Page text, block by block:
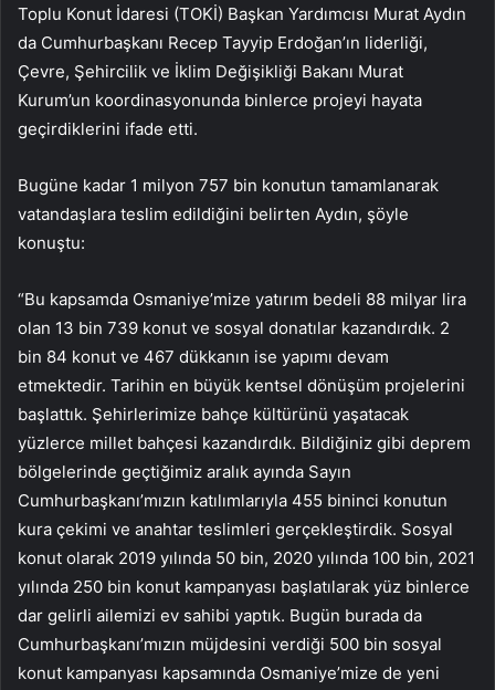
Toplu Konut İdaresi (TOKİ) Başkan Yardımcısı Murat Aydın
da Cumhurbaşkanı Recep Tayyip Erdoğan’ın liderliği,
Çevre, Şehircilik ve İklim Değişikliği Bakanı Murat
Kurum’un koordinasyonunda binlerce projeyi hayata
geçirdiklerini ifade etti.
Bugüne kadar 1 milyon 757 bin konutun tamamlanarak
vatandaşlara teslim edildiğini belirten Aydın, şöyle
konuştu:
“Bu kapsamda Osmaniye’mize yatırım bedeli 88 milyar lira
olan 13 bin 739 konut ve sosyal donatılar kazandırdık. 2
bin 84 konut ve 467 dükkanın ise yapımı devam
etmektedir. Tarihin en büyük kentsel dönüşüm projelerini
başlattık. Şehirlerimize bahçe kültürünü yaşatacak
yüzlerce millet bahçesi kazandırdık. Bildiğiniz gibi deprem
bölgelerinde geçtiğimiz aralık ayında Sayın
Cumhurbaşkanı’mızın katılımlarıyla 455 bininci konutun
kura çekimi ve anahtar teslimleri gerçekleştirdik. Sosyal
konut olarak 2019 yılında 50 bin, 2020 yılında 100 bin, 2021
yılında 250 bin konut kampanyası başlatılarak yüz binlerce
dar gelirli ailemizi ev sahibi yaptık. Bugün burada da
Cumhurbaşkanı’mızın müjdesini verdiği 500 bin sosyal
konut kampanyası kapsamında Osmaniye’mize de yeni